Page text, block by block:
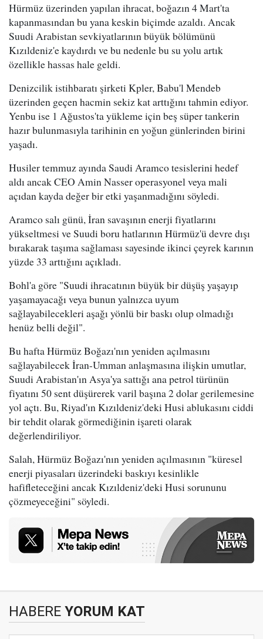
Hürmüz üzerinden yapılan ihracat, boğazın 4 Mart'ta
kapanmasından bu yana keskin biçimde azaldı. Ancak
Suudi Arabistan sevkiyatlarının büyük bölümünü
Kızıldeniz'e kaydırdı ve bu nedenle bu su yolu artık
özellikle hassas hale geldi.
Denizcilik istihbaratı şirketi Kpler, Babu'l Mendeb
üzerinden geçen hacmin sekiz kat arttığını tahmin ediyor.
Yenbu ise 1 Ağustos'ta yükleme için beş süper tankerin
hazır bulunmasıyla tarihinin en yoğun günlerinden birini
yaşadı.
Husiler temmuz ayında Saudi Aramco tesislerini hedef
aldı ancak CEO Amin Nasser operasyonel veya mali
açıdan kayda değer bir etki yaşanmadığını söyledi.
Aramco salı günü, İran savaşının enerji fiyatlarını
yükseltmesi ve Suudi boru hatlarının Hürmüz'ü devre dışı
bırakarak taşıma sağlaması sayesinde ikinci çeyrek karının
yüzde 33 arttığını açıkladı.
Bohl'a göre "Suudi ihracatının büyük bir düşüş yaşayıp
yaşamayacağı veya bunun yalnızca uyum
sağlayabilecekleri aşağı yönlü bir baskı olup olmadığı
henüz belli değil".
Bu hafta Hürmüz Boğazı'nın yeniden açılmasını
sağlayabilecek İran-Umman anlaşmasına ilişkin umutlar,
Suudi Arabistan'ın Asya'ya sattığı ana petrol türünün
fiyatını 50 sent düşürerek varil başına 2 dolar gerilemesine
yol açtı. Bu, Riyad'ın Kızıldeniz'deki Husi ablukasını ciddi
bir tehdit olarak görmediğinin işareti olarak
değerlendiriliyor.
Salah, Hürmüz Boğazı'nın yeniden açılmasının "küresel
enerji piyasaları üzerindeki baskıyı kesinlikle
hafifleteceğini ancak Kızıldeniz'deki Husi sorununu
çözmeyeceğini" söyledi.
HABERE YORUM KAT